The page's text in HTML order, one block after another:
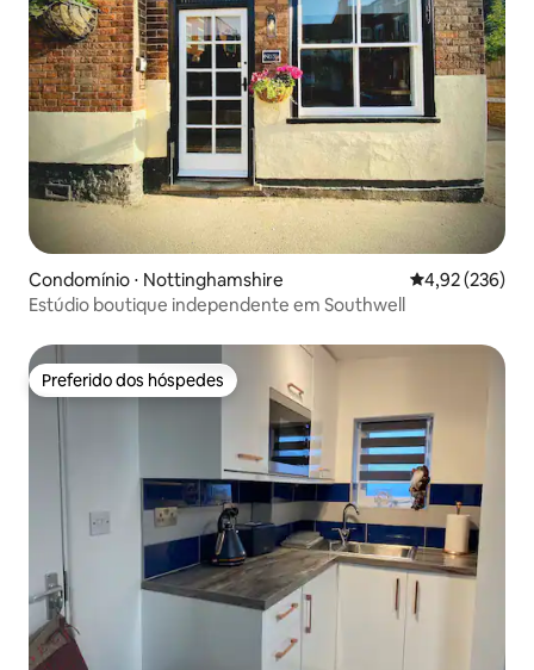
Condomínio ⋅ Nottinghamshire 4,92 de uma
4,92 (236)
Estúdio boutique independente em Southwell
Preferido dos hóspedes
Preferido dos hóspedes